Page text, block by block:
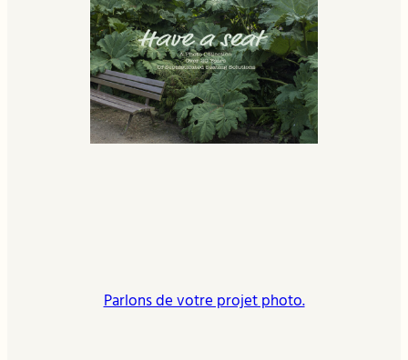
Parlons de votre projet photo.